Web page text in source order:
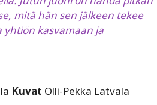
mitä hän sen jälkeen tekee
yhtiön kasvamaan ja
Kuvat Olli-Pekka Latvala